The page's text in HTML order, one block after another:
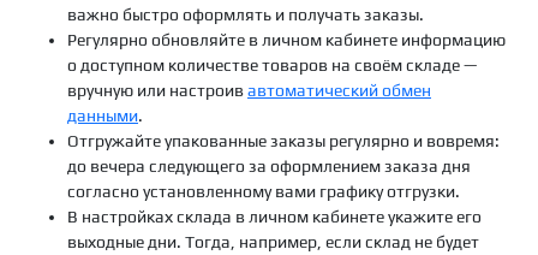
важно быстро оформлять и получать заказы.
Регулярно обновляйте в личном кабинете информацию
о доступном количестве товаров на своём складе —
вручную или настроивавтоматический обмен
данными.
Отгружайте упакованные заказы регулярно и вовремя:
до вечера следующего за оформлением заказа дня
согласно установленному вами графику отгрузки.
В настройках склада в личном кабинете укажите его
выходные дни. Тогда, например, если склад не будет